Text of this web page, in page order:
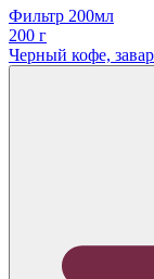
Фильтр 200мл
200 г
Черный кофе,